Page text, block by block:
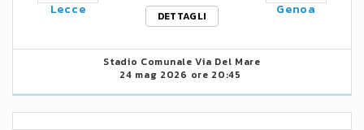
Lecce
DETTAGLI
Genoa
Stadio Comunale Via Del Mare
24 mag 2026 ore 20:45